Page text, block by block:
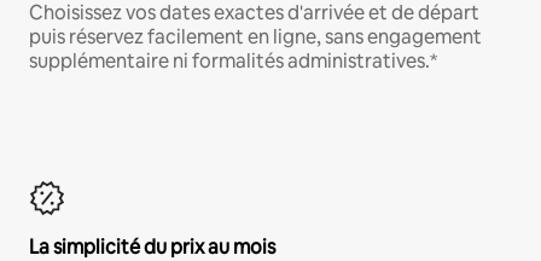
Choisissez vos dates exactes d'arrivée et de départ
puis réservez facilement en ligne, sans engagement
supplémentaire ni formalités administratives.*
La simplicité du prix au mois